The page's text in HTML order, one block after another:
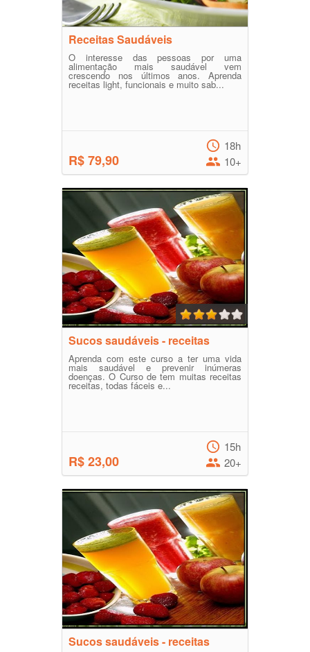
Receitas Saudáveis
O interesse das pessoas por uma
alimentação mais saudável vem
crescendo nos últimos anos. Aprenda
receitas light, funcionais e muito sab...
R$ 79,90
18h
10+
Sucos saudáveis - receitas
Aprenda com este curso a ter uma vida
mais saudável e prevenir inúmeras
doenças. O Curso de tem muitas receitas
receitas, todas fáceis e...
R$ 23,00
15h
20+
Sucos saudáveis - receitas